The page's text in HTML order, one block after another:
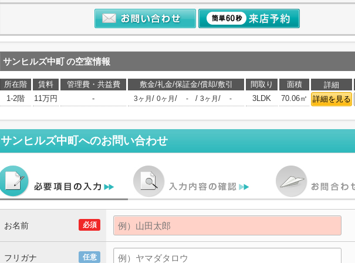
サンヒルズ中町の空室情報
所在階 賃料 管理費・共益費 敷金/礼金/保証金/償却/敷引 間取り 面積 詳細
1-2階
11万円 - 3ヶ月 / 0ヶ月 / - / 3ヶ月 / - 3LDK 70.06㎡ 詳細を見る
サンヒルズ中町へのお問い合わせ
必須
お名前
任意
フリガナ